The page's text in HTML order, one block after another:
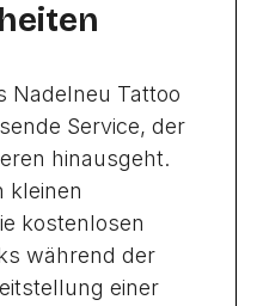
Nadelneu Tattoo
Service, der
hinausgeht.
kleinen
kostenlosen
während der
einer